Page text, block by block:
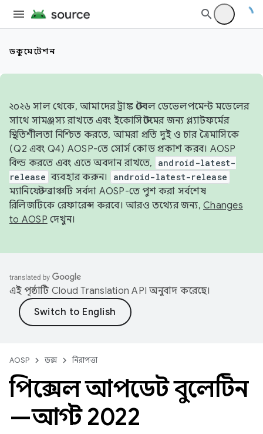
ডকুমেন্টেশন
২০২৬ সাল থেকে, আমাদের ট্রাঙ্ক স্টেবল ডেভেলপমেন্ট মডেলের
সাথে সামঞ্জস্য রাখতে এবং ইকোসিস্টেমের জন্য প্ল্যাটফর্মের
স্থিতিশীলতা নিশ্চিত করতে, আমরা প্রতি দুই ও চার ত্রৈমাসিকে
(Q2 এবং Q4) AOSP-তে সোর্স কোড প্রকাশ করব। AOSP
বিল্ড করতে এবং এতে অবদান রাখতে,
android-latest-
release ব্যবহার করুন। android-latest-release
ম্যানিফেস্ট ব্রাঞ্চটি সর্বদা AOSP-তে পুশ করা সর্বশেষ
রিলিজটিকে রেফারেন্স করবে। আরও তথ্যের জন্য, Changes
to AOSP দেখুন।
এই পৃষ্ঠাটি Cloud Translation API অনুবাদ করেছে।
AOSP ডক্স নিরাপত্তা
পিক্সেল আপডেট বুলেটিন
—আগস্ট 2022